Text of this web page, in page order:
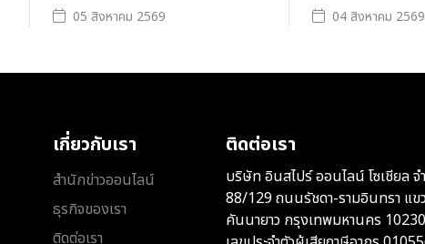
05 สิงหาคม 2569 04 สิงหาคม 2569
เกี่ยวกับเรา
สำนักข่าวออนไลน์
ธุรกิจของเรา
ติดต่อเรา
ติดต่อเรา
บริษัท อินสไปร์ ออนไลน์ โซเชียล จ
88/129 ถนนรัชดา-รามอินทรา แข
คันนายาว กรุงเทพมหานคร 10230